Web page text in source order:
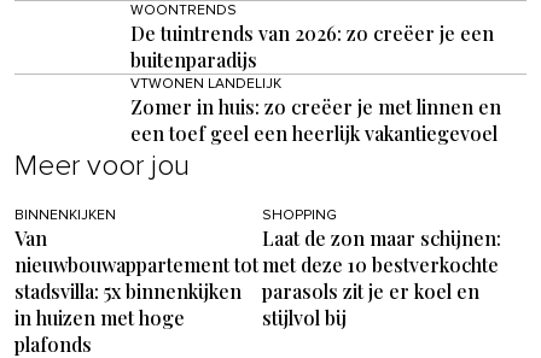
WOONTRENDS
De tuintrends van 2026: zo creëer je een
buitenparadijs
VTWONEN LANDELIJK
Zomer in huis: zo creëer je met linnen en
een toef geel een heerlijk vakantiegevoel
Meer voor jou
BINNENKIJKEN
Van
nieuwbouwappartement tot
stadsvilla: 5x binnenkijken
in huizen met hoge
plafonds
SHOPPING
Laat de zon maar schijnen:
met deze 10 bestverkochte
parasols zit je er koel en
stijlvol bij